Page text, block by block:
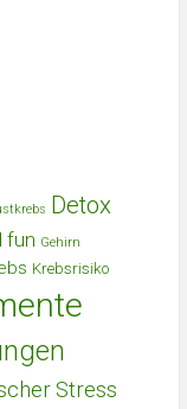
Detox
fun Gehirn
Krebsrisiko
Stress